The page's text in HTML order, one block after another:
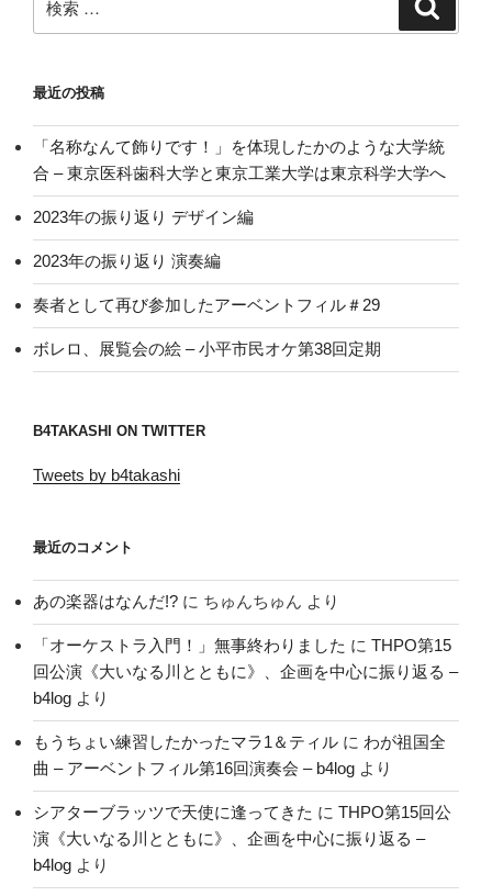
索:
最近の投稿
「名称なんて飾りです！」を体現したかのような大学統
合 – 東京医科歯科大学と東京工業大学は東京科学大学へ
2023年の振り返り デザイン編
2023年の振り返り 演奏編
奏者として再び参加したアーベントフィル＃29
ボレロ、展覧会の絵 – 小平市民オケ第38回定期
B4TAKASHI ON TWITTER
Tweets by b4takashi
最近のコメント
あの楽器はなんだ!? に ちゅんちゅん より
「オーケストラ入門！」無事終わりました に THPO第15
回公演《大いなる川とともに》、企画を中心に振り返る –
b4log より
もうちょい練習したかったマラ1＆ティル に わが祖国全
曲 – アーベントフィル第16回演奏会 – b4log より
シアターブラッツで天使に逢ってきた に THPO第15回公
演《大いなる川とともに》、企画を中心に振り返る –
b4log より